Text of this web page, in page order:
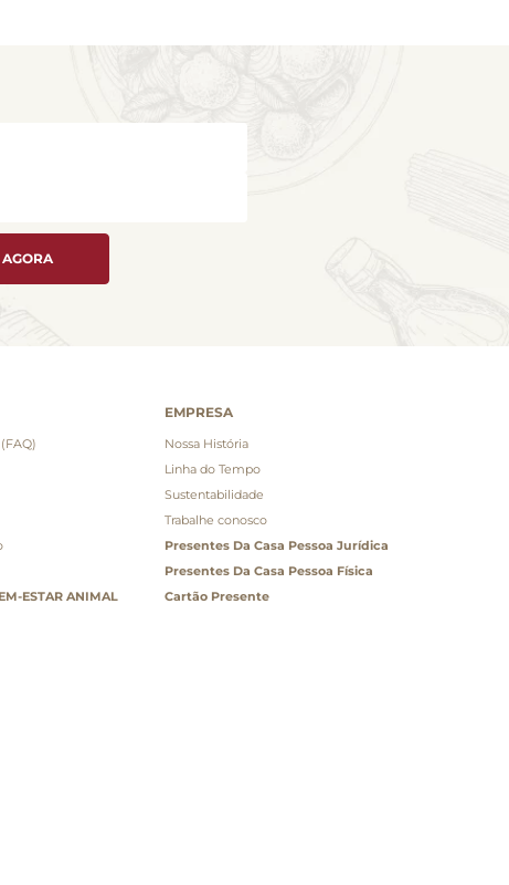
ESTAR ANIMAL
EMPRESA
Nossa História
Linha do Tempo
Sustentabilidade
Trabalhe conosco
Presentes Da Casa Pessoa Jurídica
Presentes Da Casa Pessoa Física
Cartão Presente